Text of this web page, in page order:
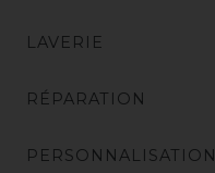
LAVERIE
RÉPARATION
PERSONNALISATION